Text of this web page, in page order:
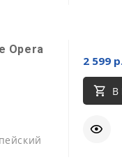
Opera
2 599
В